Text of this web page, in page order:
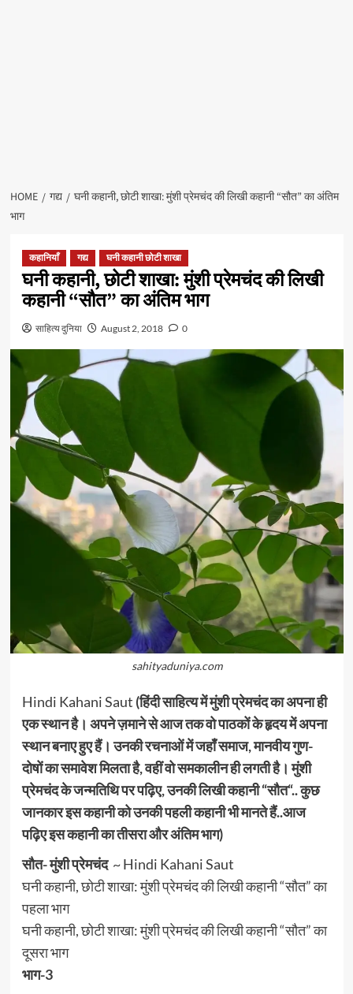
HOME गद्य
घनी कहानी, छोटी शाखा: मुंशी प्रेमचंद की लिखी कहानी “सौत” का अंतिम
भाग
कहानियाँ गद्य घनी कहानी छोटी शाखा
घनी कहानी, छोटी शाखा: मुंशी प्रेमचंद की लिखी
कहानी “सौत” का अंतिम भाग
साहित्य दुनिया August 2, 2018 0
sahityaduniya.com
Hindi Kahani Saut (हिंदी साहित्य में मुंशी प्रेमचंद का अपना ही
एक स्थान है। अपने ज़माने से आज तक वो पाठकों के हृदय में अपना
स्थान बनाए हुए हैं। उनकी रचनाओं में जहाँ समाज, मानवीय गुण-
दोषों का समावेश मिलता है, वहीं वो समकालीन ही लगती है। मुंशी
प्रेमचंद के जन्मतिथि पर पढ़िए, उनकी लिखी कहानी “सौत“.. कुछ
जानकार इस कहानी को उनकी पहली कहानी भी मानते हैं..आज
पढ़िए इस कहानी का तीसरा और अंतिम भाग)
सौत- मुंशी प्रेमचंद ~ Hindi Kahani Saut
घनी कहानी, छोटी शाखा: मुंशी प्रेमचंद की लिखी कहानी “सौत” का
पहला भाग
घनी कहानी, छोटी शाखा: मुंशी प्रेमचंद की लिखी कहानी “सौत” का
दूसरा भाग
भाग-3